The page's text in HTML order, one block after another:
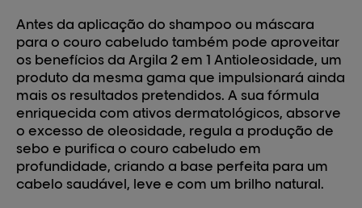
Antes da aplicação do shampoo ou máscara
para o couro cabeludo também pode aproveitar
os benefícios da Argila 2 em 1 Antioleosidade, um
produto da mesma gama que impulsionará ainda
mais os resultados pretendidos. A sua fórmula
enriquecida com ativos dermatológicos, absorve
o excesso de oleosidade, regula a produção de
sebo e purifica o couro cabeludo em
profundidade, criando a base perfeita para um
cabelo saudável, leve e com um brilho natural.